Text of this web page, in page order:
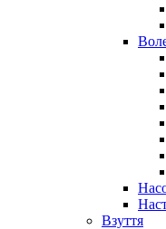
Взуття